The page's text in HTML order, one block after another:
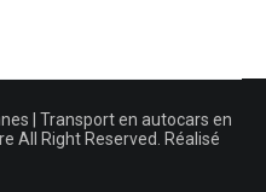
| Transport en autocars en
All Right Reserved. Réalisé